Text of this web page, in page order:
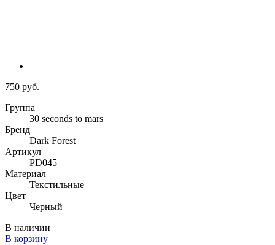
750 руб.
Группа
30 seconds to mars
Бренд
Dark Forest
Артикул
PD045
Материал
Текстильные
Цвет
Черный
В наличии
В корзину